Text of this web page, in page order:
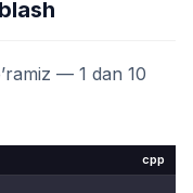
— 1 dan 10
cpp